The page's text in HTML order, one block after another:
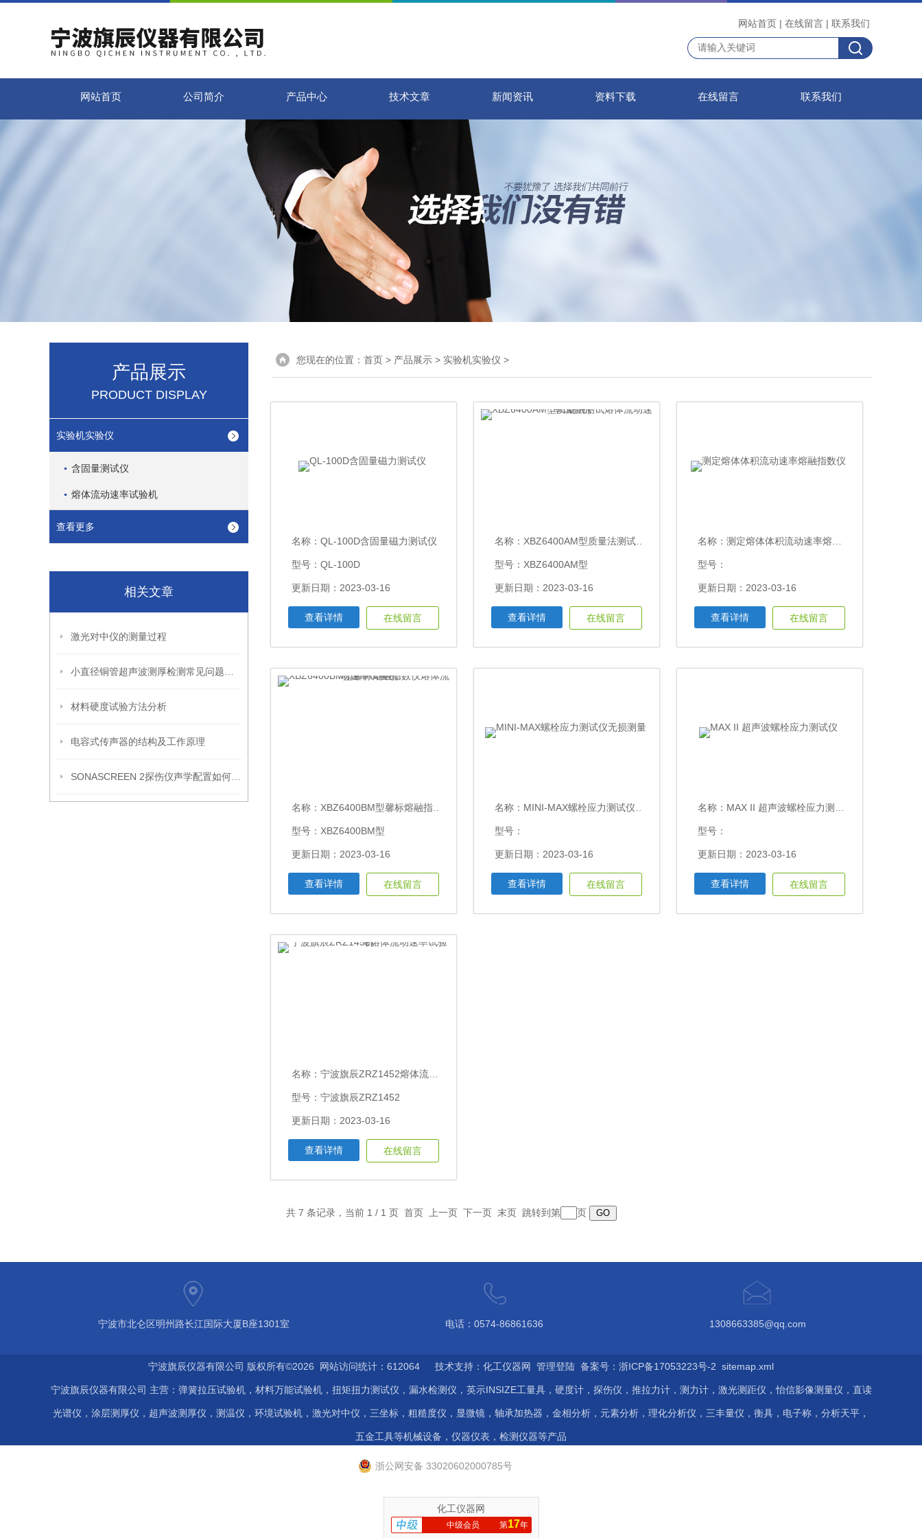
网站首页 | 在线留言 | 联系我们
网站首页 公司简介 产品中心 技术文章 新闻资讯 资料下载 在线留言 联系我们
产品展示
PRODUCT DISPLAY
实验机实验仪
含固量测试仪
熔体流动速率试验机
查看更多
相关文章
激光对中仪的测量过程
材料硬度试验方法分析
电容式传声器的结构及工作原理
您现在的位置： 首页 > 产品展示 > 实验机实验仪 >
名称： QL-100D含固量磁力测试仪
型号：QL-100D
更新日期：2023-03-16
查看详情 在线留言
名称： XBZ6400AM型质量法测试熔体流动速率试验机
型号：XBZ6400AM型
更新日期：2023-03-16
查看详情 在线留言
名称： 测定熔体体积流动速率熔融指数仪
型号：
更新日期：2023-03-16
查看详情 在线留言
名称： XBZ6400BM型馨标熔融指数仪熔体流动速率试验机
型号：XBZ6400BM型
更新日期：2023-03-16
查看详情 在线留言
名称： MINI-MAX螺栓应力测试仪无损测量
型号：
更新日期：2023-03-16
查看详情 在线留言
名称： MAX II 超声波螺栓应力测试仪
型号：
更新日期：2023-03-16
查看详情 在线留言
名称： 宁波旗辰ZRZ1452熔体流动速率试验机
型号：宁波旗辰ZRZ1452
更新日期：2023-03-16
查看详情 在线留言
共 7 条记录，当前 1 / 1 页 首页 上一页 下一页 末页 跳转到第 页
宁波市北仑区明州路长江国际大厦B座1301室 电话：0574-86861636 1308663385@qq.com
宁波旗辰仪器有限公司 版权所有©2026 网站访问统计：612064 技术支持： 化工仪器网 管理登陆 备案号：浙ICP备17053223号-2 sitemap.xml
宁波旗辰仪器有限公司 主营：弹簧拉压试验机，材料万能试验机，扭矩扭力测试仪，漏水检测仪，英示INSIZE工量具，硬度计，探伤仪，推拉力计，测力计，激光测距仪，怡信影像测量仪，直读
光谱仪，涂层测厚仪，超声波测厚仪，测温仪，环境试验机，激光对中仪，三坐标，粗糙度仪，显微镜，轴承加热器，金相分析，元素分析，理化分析仪，三丰量仪，衡具，电子称，分析天平，
五金工具等机械设备，仪器仪表，检测仪器等产品
浙公网安备 33020602000785号
化工仪器网
中级会员 第17年